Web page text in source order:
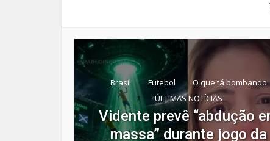
Brasil Futebol
O que tá bombando
ÚLTIMAS NOTÍCIAS
Vidente prevê “abdução
massa” durante jogo da